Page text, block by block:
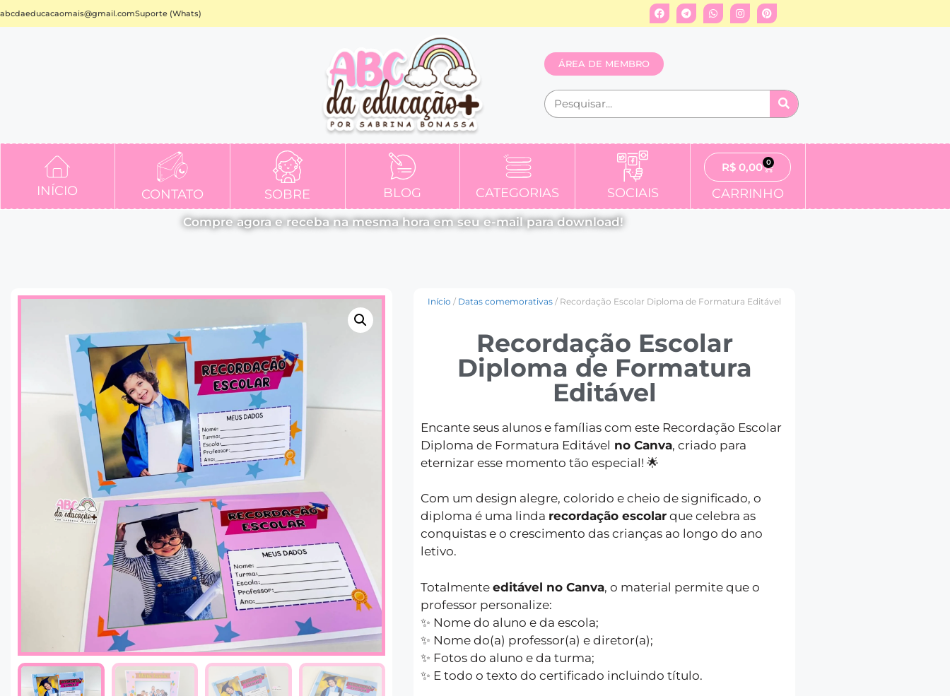
abcdaeducacaomais@gmail.comSuporte (Whats)
ÁREA DE MEMBRO
INÍCIO CONTATO SOBRE BLOG CATEGORIAS SOCIAIS
R$ 0,00 0
CARRINHO
Compre agora e receba na mesma hora em seu e-mail para download!
Início / Datas comemorativas / Recordação Escolar Diploma de Formatura Editável
Recordação Escolar
Diploma de Formatura
Editável
Encante seus alunos e famílias com este Recordação Escolar
Diploma de Formatura Editável no Canva, criado para
eternizar esse momento tão especial! 🌟
Com um design alegre, colorido e cheio de significado, o
diploma é uma linda recordação escolar que celebra as
conquistas e o crescimento das crianças ao longo do ano
letivo.
Totalmente editável no Canva, o material permite que o
professor personalize:
✨ Nome do aluno e da escola;
✨ Nome do(a) professor(a) e diretor(a);
✨ Fotos do aluno e da turma;
✨ E todo o texto do certificado incluindo título.